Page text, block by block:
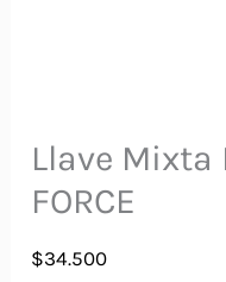
Llave Mixta
FORCE
$34.500